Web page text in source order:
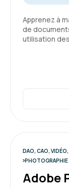
Apprenez à
de
utilisation
DAO, CAO,
PHOTOGRAPHIE
Adobe